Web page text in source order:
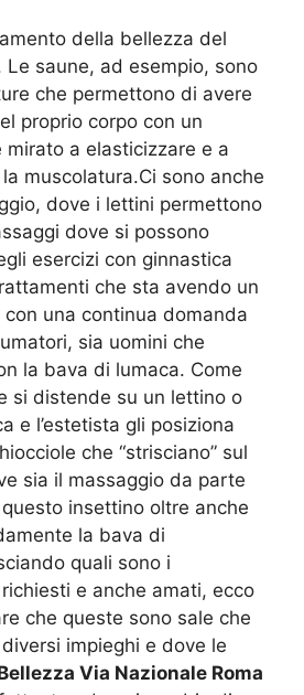
della bellezza del
Le saune, ad esempio, sono
che permettono di avere
proprio corpo con un
a elasticizzare e a
muscolatura.Ci sono anche
dove i lettini permettono
dove si possono
esercizi con ginnastica
che sta avendo un
una continua domanda
sia uomini che
la bava di lumaca. Come
si distende su un lettino o
e l’estetista gli posiziona
che “strisciano” sul
sia il massaggio da parte
insettino oltre anche
la bava di
quali sono i
e anche amati, ecco
che queste sono sale che
impieghi e dove le
Via Nazionale Roma